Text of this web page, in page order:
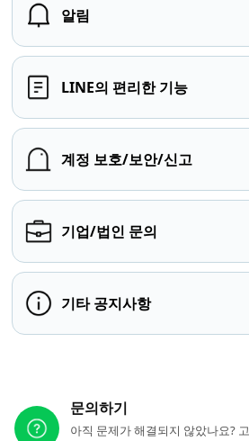
알림
LINE의 편리한 기능
계정 보호/보안/신고
기업/법인 문의
기타 공지사항
문의하기
아직 문제가 해결되지 않았나요?